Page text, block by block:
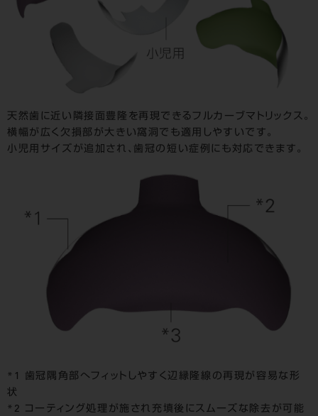
天然歯に近い隣接面豊隆を再現できるフルカーブマトリックス。
横幅が広く欠損部が大きい窩洞でも適用しやすいです。
小児用サイズが追加され、歯冠の短い症例にも対応できます。
*1 歯冠隅角部へフィットしやすく辺縁隆線の再現が容易な形
状
*2 コーティング処理が施され充填後にスムーズな除去が可能